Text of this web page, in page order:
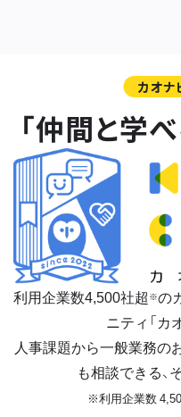
カオナ
「仲間と学
利用企業数4,500社超 ※の
ニティ「カ
人事課題から一般業務の
も相談できる、
※利用企業数